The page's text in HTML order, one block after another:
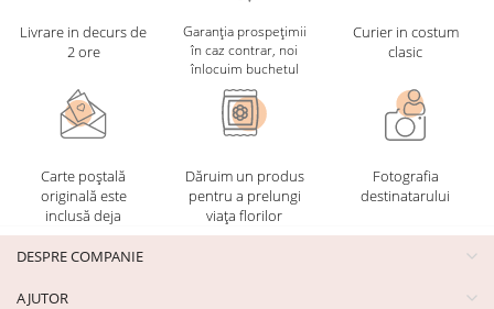
Livrare in decurs de
2 ore
Garanția prospețimii
în caz contrar, noi
înlocuim buchetul
Curier in costum
clasic
Carte poștală
originală este
inclusă deja
Dăruim un produs
pentru a prelungi
viața florilor
Fotografia
destinatarului
DESPRE COMPANIE
AJUTOR